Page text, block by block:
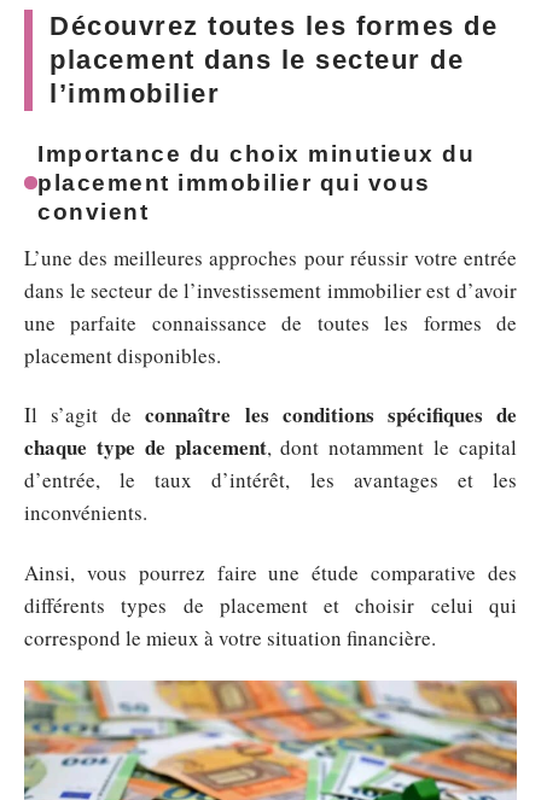
Découvrez toutes les formes de
placement dans le secteur de
l’immobilier
Importance du choix minutieux du
placement immobilier qui vous
convient
L’une des meilleures approches pour réussir votre entrée
dans le secteur de l’investissement immobilier est d’avoir
une parfaite connaissance de toutes les formes de
placement disponibles.
Il s’agit deconnaître les conditions spécifiques de
chaque type de placement, dont notamment le capital
d’entrée, le taux d’intérêt, les avantages et les
inconvénients.
Ainsi, vous pourrez faire une étude comparative des
différents types de placement et choisir celui qui
correspond le mieux à votre situation financière.